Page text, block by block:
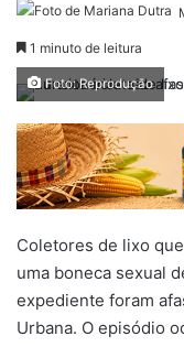
1 minuto de leitura
Foto: Reprodução
Coletores de lixo
uma boneca sexual
expediente foram
Urbana. O episódio